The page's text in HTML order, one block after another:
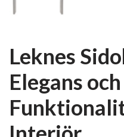
Leknes
Elegans och